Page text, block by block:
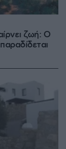
ζωή: Ο